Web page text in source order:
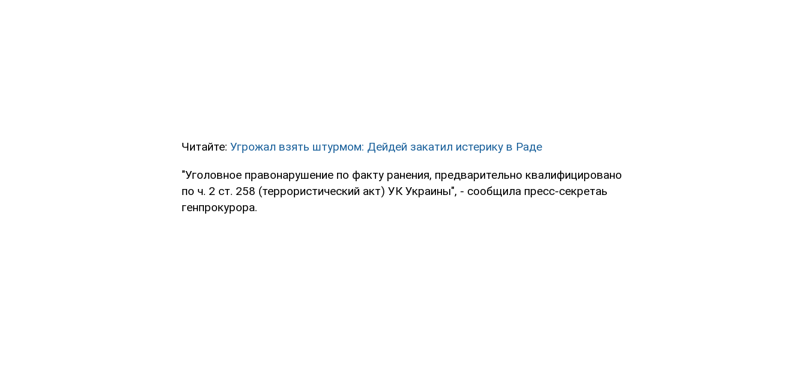
Читайте: Угрожал взять штурмом: Дейдей закатил истерику в Раде
"Уголовное правонарушение по факту ранения, предварительно квалифицировано
по ч. 2 ст. 258 (террористический акт) УК Украины", - сообщила пресс-секретаь
генпрокурора.